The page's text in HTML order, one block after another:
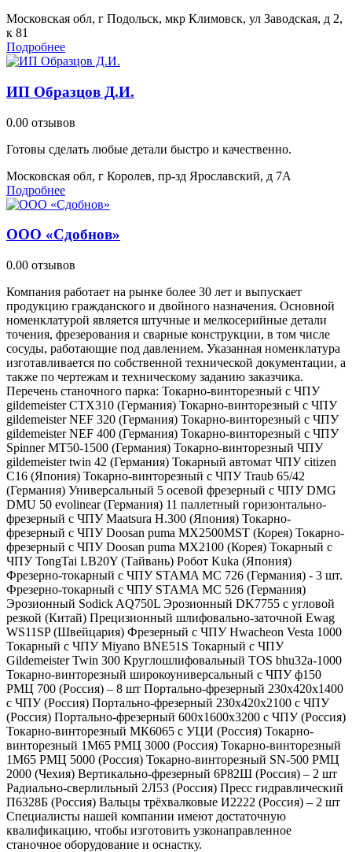
Московская обл, г Подольск, мкр Климовск, ул Заводская, д 2,
к 81
Подробнее
ИП Образцов Д.И.
0.00 отзывов
Готовы сделать любые детали быстро и качественно.
Московская обл, г Королев, пр-зд Ярославский, д 7А
Подробнее
ООО «Сдобнов»
0.00 отзывов
Компания работает на рынке более 30 лет и выпускает
продукцию гражданского и двойного назначения. Основной
номенклатурой является штучные и мелкосерийные детали
точения, фрезерования и сварные конструкции, в том числе
сосуды, работающие под давлением. Указанная номенклатура
изготавливается по собственной технической документации, а
также по чертежам и техническому заданию заказчика.
Перечень станочного парка: Токарно-винторезный с ЧПУ
gildemeister CTX310 (Германия) Токарно-винторезный с ЧПУ
gildemeister NEF 320 (Германия) Токарно-винторезный с ЧПУ
gildemeister NEF 400 (Германия) Токарно-винторезный с ЧПУ
Spinner MT50-1500 (Германия) Токарно-винторезный ЧПУ
gildemeister twin 42 (Германия) Токарный автомат ЧПУ citizen
C16 (Япония) Токарно-винторезный с ЧПУ Traub 65/42
(Германия) Универсальный 5 осевой фрезерный с ЧПУ DMG
DMU 50 evolinear (Германия) 11 паллетный горизонтально-
фрезерный с ЧПУ Maatsura H.300 (Япония) Токарно-
фрезерный с ЧПУ Doosan puma MX2500MST (Корея) Токарно-
фрезерный с ЧПУ Doosan puma MX2100 (Корея) Токарный с
ЧПУ TongTai LB20Y (Тайвань) Робот Kuka (Япония)
Фрезерно-токарный с ЧПУ STAMA MC 726 (Германия) - 3 шт.
Фрезерно-токарный с ЧПУ STAMA MC 526 (Германия)
Эрозионный Sodick AQ750L Эрозионный DK7755 с угловой
резкой (Китай) Прецизионный шлифовально-заточной Ewag
WS11SP (Швейцария) Фрезерный с ЧПУ Hwacheon Vesta 1000
Токарный с ЧПУ Miyano BNE51S Токарный с ЧПУ
Gildemeister Twin 300 Круглошлифовальный TOS bhu32a-1000
Токарно-винторезный широкоуниверсальный с ЧПУ ф150
РМЦ 700 (Россия) – 8 шт Портально-фрезерный 230х420х1400
с ЧПУ (Россия) Портально-фрезерный 230х420х2100 с ЧПУ
(Россия) Портально-фрезерный 600х1600х3200 с ЧПУ (Россия)
Токарно-винторезный МК6065 с УЦИ (Россия) Токарно-
винторезный 1М65 РМЦ 3000 (Россия) Токарно-винторезный
1М65 РМЦ 5000 (Россия) Токарно-винторезный SN-500 РМЦ
2000 (Чехия) Вертикально-фрезерный 6Р82Ш (Россия) – 2 шт
Радиально-сверлильный 2Л53 (Россия) Пресс гидравлический
П6328Б (Россия) Вальцы трёхвалковые И2222 (Россия) – 2 шт
Специалисты нашей компании имеют достаточную
квалификацию, чтобы изготовить узконаправленное
станочное оборудование и оснастку.